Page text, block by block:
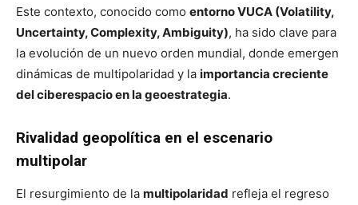
Este contexto, conocido como entorno VUCA (Volatility,
Uncertainty, Complexity, Ambiguity), ha sido clave para
la evolución de un nuevo orden mundial, donde emergen
dinámicas de multipolaridad y la importancia creciente
del ciberespacio en la geoestrategia.
Rivalidad geopolítica en el escenario
multipolar
El resurgimiento de la multipolaridad refleja el regreso